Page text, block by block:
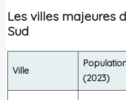
Les villes majeures
Sud
Ville
(2023)